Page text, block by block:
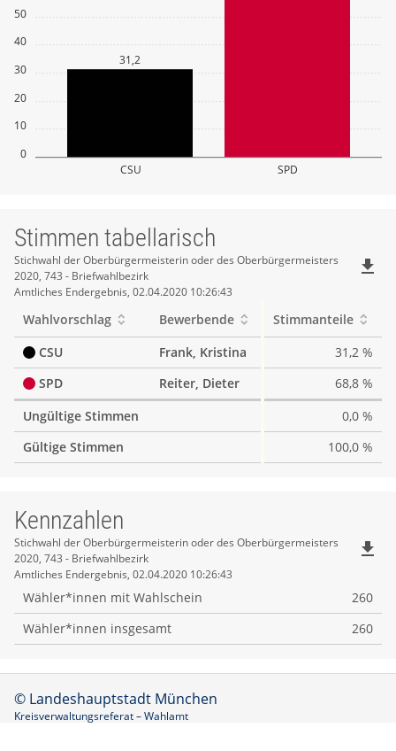
0
10
20
30
40
50
CSU SPD
31,2
Stimmen tabellarisch
Stimmen
tabellarisch
Stichwahl der Oberbürgermeisterin oder des Oberbürgermeisters
2020, 743 - Briefwahlbezirk
Amtliches Endergebnis, 02.04.2020 10:26:43
file_download
Wahlvorschlag Bewerbende
Stimmanteile
CSU
Frank, Kristina
31,2 %
SPD
Reiter, Dieter
68,8 %
Ungültige Stimmen
0,0 %
Gültige Stimmen
100,0 %
Kennzahlen
Kennzahlen
Stichwahl der Oberbürgermeisterin oder des Oberbürgermeisters
2020, 743 - Briefwahlbezirk
Amtliches Endergebnis, 02.04.2020 10:26:43
file_download
Wähler*innen mit Wahlschein
260
Wähler*innen insgesamt
260
© Landeshauptstadt München
Kreisverwaltungsreferat – Wahlamt